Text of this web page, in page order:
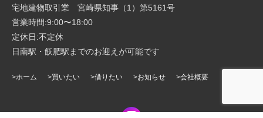
宅地建物取引業 宮崎県知事（1）第5161号
営業時間:9:00〜18:00
定休日:不定休
日南駅・飫肥駅までのお迎えが可能です
ホーム 買いたい 借りたい お知らせ 会社概要